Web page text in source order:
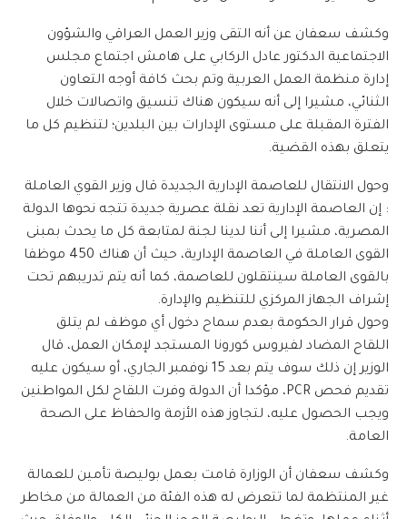
وكشف سعفان عن أنه التقى وزير العمل العراقي والشؤون
الاجتماعية الدكتور عادل الركابي على هامش اجتماع مجلس
إدارة منظمة العمل العربية وتم بحث كافة أوجه التعاون
الثنائي، مشيرا إلى أنه سيكون هناك تنسيق واتصالات خلال
الفترة المقبلة على مستوى الإدارات بين البلدين؛ لتنظيم كل ما
يتعلق بهذه القضية.
وحول الانتقال للعاصمة الإدارية الجديدة قال وزير القوي العاملة
: إن العاصمة الإدارية تعد نقلة عصرية جديدة تتجه نحوها الدولة
المصرية، مشيرا إلى أننا لدينا لجنة لمتابعة كل ما يحدث بمبنى
القوى العاملة في العاصمة الإدارية، حيث أن هناك 450 موظفا
بالقوى العاملة سينتقلون للعاصمة، كما أنه يتم تدريبهم تحت
إشراف الجهاز المركزي للتنظيم والإدارة.
وحول قرار الحكومة بعدم سماح دخول أي موظف لم يتلق
اللقاح المضاد لفيروس كورونا المستجد لإمكان العمل، قال
الوزير إن ذلك سوف يتم بعد 15 نوفمبر الجاري، أو سيكون عليه
تقديم فحص PCR، مؤكدا أن الدولة وفرت اللقاح لكل المواطنين
ويجب الحصول عليه، لتجاوز هذه الأزمة والحفاظ على الصحة
العامة.
وكشف سعفان أن الوزارة قامت بعمل بوليصة تأمين للعمالة
غير المنتظمة لما تتعرض له هذه الفئة من العمالة من مخاطر